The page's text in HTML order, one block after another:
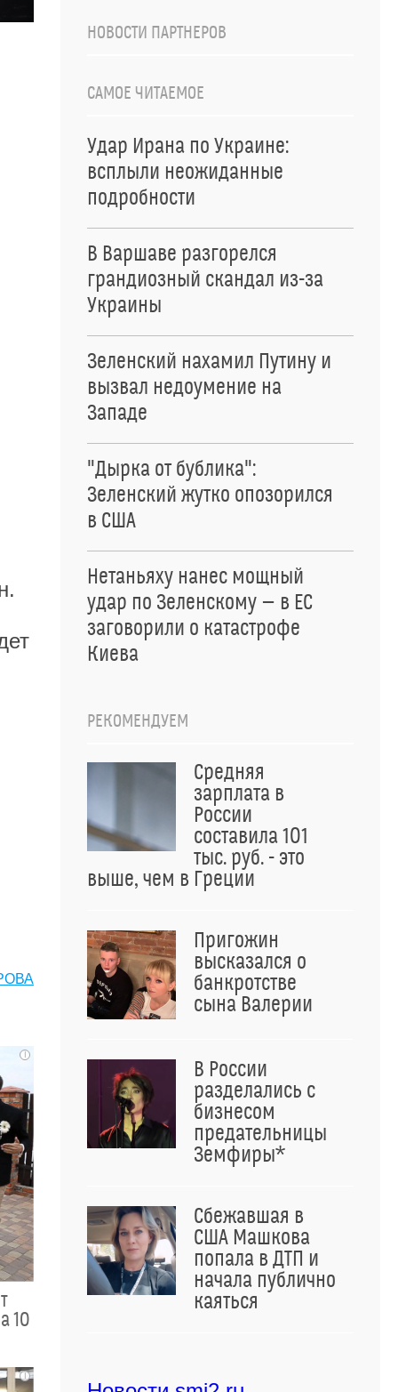
10
i
НОВОСТИ ПАРТНЕРОВ
САМОЕ ЧИТАЕМОЕ
Удар Ирана по Украине:
всплыли неожиданные
подробности
В Варшаве разгорелся
грандиозный скандал из-за
Украины
Зеленский нахамил Путину и
вызвал недоумение на
Западе
"Дырка от бублика":
Зеленский жутко опозорился
в США
Нетаньяху нанес мощный
удар по Зеленскому — в ЕС
заговорили о катастрофе
Киева
РЕКОМЕНДУЕМ
Средняя
зарплата в
России
составила 101
тыс. руб. - это
выше, чем в Греции
Пригожин
высказался о
банкротстве
сына Валерии
В России
разделались с
бизнесом
предательницы
Земфиры*
Сбежавшая в
США Машкова
попала в ДТП и
начала публично
каяться